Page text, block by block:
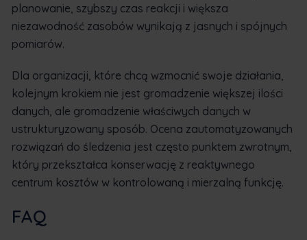
planowanie, szybszy czas reakcji i większa
niezawodność zasobów wynikają z jasnych i spójnych
pomiarów.
Dla organizacji, które chcą wzmocnić swoje działania,
kolejnym krokiem nie jest gromadzenie większej ilości
danych, ale gromadzenie właściwych danych w
ustrukturyzowany sposób. Ocena zautomatyzowanych
rozwiązań do śledzenia jest często punktem zwrotnym,
który przekształca konserwację z reaktywnego
centrum kosztów w kontrolowaną i mierzalną funkcję.
FAQ